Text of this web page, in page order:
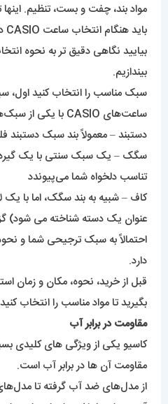
مواد بند، چفت و بست، تنظیم.
باید هنگام انتخاب ساعت CASIO در نظر بگیرید.
بیایید نگاهی دقیق تر به نحوه
بیندازیم.
سبک مناسب را انتخاب کنید اول،
ساعت‌های CASIO با یکی از سبک‌های زیر عرضه می‌شوند:
دستبند – معمولاً بند سبک
سگک – یک سبک سنتی با یک گیره
تناسب دلخواه شما می‌پیوندد
کاف – شبیه به بند سگک، اما با یک
عنوان یک دسته شناخته می شود)
احتمالاً به سبک ترجیحی شما و
دارد.
قبل از خرید، نحوه، مکان و زمان
بگیرید تا مواد مناسب را انتخاب
مقاومت در برابر آب
کاسیو
مقاومت آن ها در برابر آب است.
از مدل‌های ضد آب گرفته تا